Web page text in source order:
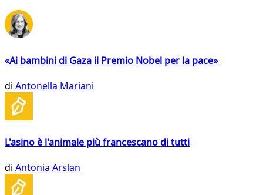
«Ai bambini di Gaza il Premio Nobel per la pace»
di Antonella Mariani
L'asino è l'animale più francescano di tutti
di Antonia Arslan